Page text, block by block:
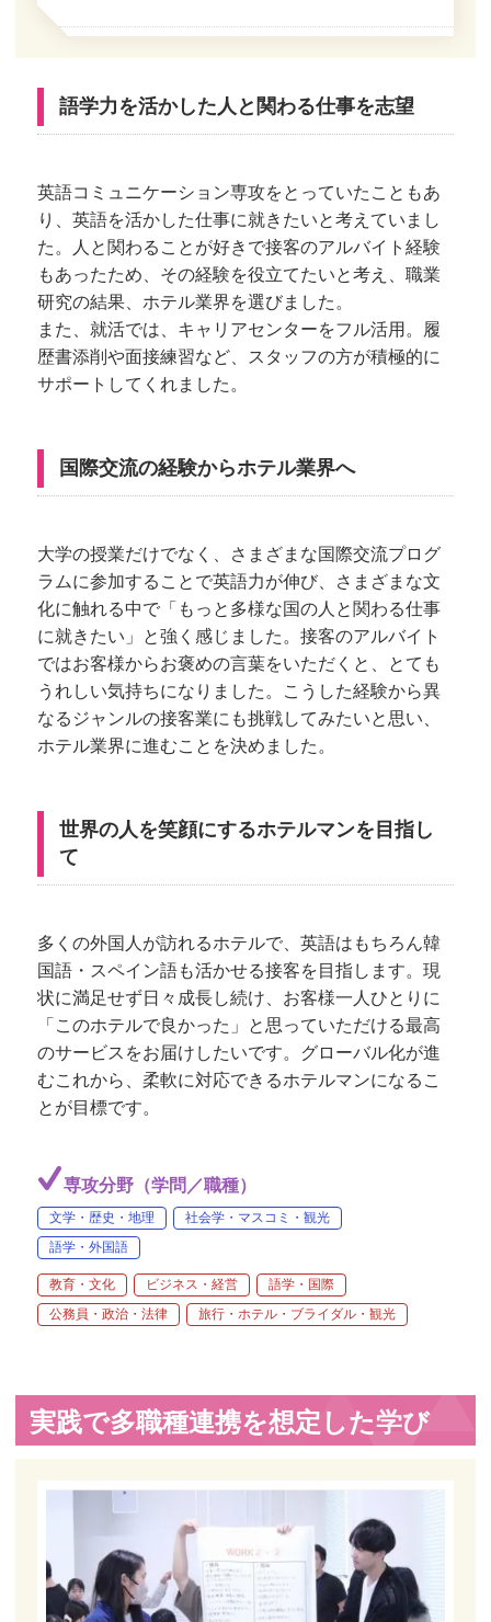
語学力を活かした人と関わる仕事を志望
英語コミュニケーション専攻をとっていたこともあ
り、英語を活かした仕事に就きたいと考えていまし
た。人と関わることが好きで接客のアルバイト経験
もあったため、その経験を役立てたいと考え、職業
研究の結果、ホテル業界を選びました。
また、就活では、キャリアセンターをフル活用。履
歴書添削や面接練習など、スタッフの方が積極的に
サポートしてくれました。
国際交流の経験からホテル業界へ
大学の授業だけでなく、さまざまな国際交流プログ
ラムに参加することで英語力が伸び、さまざまな文
化に触れる中で「もっと多様な国の人と関わる仕事
に就きたい」と強く感じました。接客のアルバイト
ではお客様からお褒めの言葉をいただくと、とても
うれしい気持ちになりました。こうした経験から異
なるジャンルの接客業にも挑戦してみたいと思い、
ホテル業界に進むことを決めました。
世界の人を笑顔にするホテルマンを目指し
て
多くの外国人が訪れるホテルで、英語はもちろん韓
国語・スペイン語も活かせる接客を目指します。現
状に満足せず日々成長し続け、お客様一人ひとりに
「このホテルで良かった」と思っていただける最高
のサービスをお届けしたいです。グローバル化が進
むこれから、柔軟に対応できるホテルマンになるこ
とが目標です。
専攻分野（学問／職種）
文学・歴史・地理
社会学・マスコミ・観光
語学・外国語
教育・文化 ビジネス・経営
語学・国際
公務員・政治・法律
旅行・ホテル・ブライダル・観光
実践で多職種連携を想定した学び